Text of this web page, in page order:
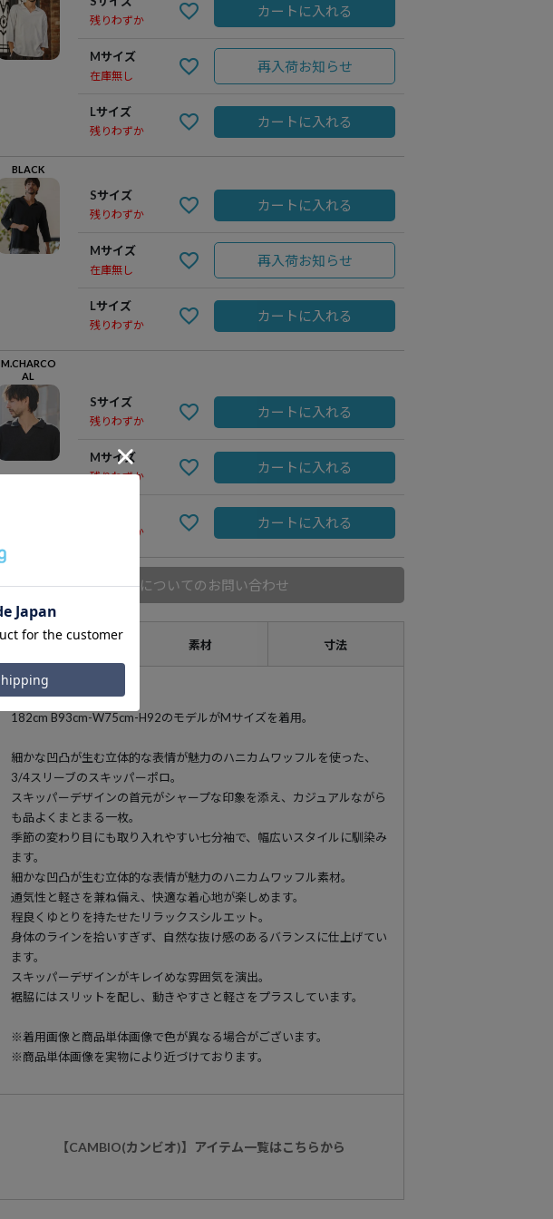
残りわずか
カートに入れる
Mサイズ
在庫無し
再入荷お知らせ
Lサイズ
残りわずか
カートに入れる
BLACK
Sサイズ
残りわずか
カートに入れる
Mサイズ
在庫無し
再入荷お知らせ
Lサイズ
残りわずか
カートに入れる
M.CHARCO
AL
Sサイズ
残りわずか
カートに入れる
Mサイズ
残りわずか
カートに入れる
残りわずか
カートに入れる
商品についてのお問い合わせ
素材 寸法
182cm B93cm-W75cm-H92のモデルがMサイズを着用。
細かな凹凸が生む立体的な表情が魅力のハニカムワッフルを使った、
3/4スリーブのスキッパーポロ。
スキッパーデザインの首元がシャープな印象を添え、カジュアルながら
も品よくまとまる一枚。
季節の変わり目にも取り入れやすい七分袖で、幅広いスタイルに馴染み
ます。
細かな凹凸が生む立体的な表情が魅力のハニカムワッフル素材。
通気性と軽さを兼ね備え、快適な着心地が楽しめます。
程良くゆとりを持たせたリラックスシルエット。
身体のラインを拾いすぎず、自然な抜け感のあるバランスに仕上げてい
ます。
スキッパーデザインがキレイめな雰囲気を演出。
裾脇にはスリットを配し、動きやすさと軽さをプラスしています。
※着用画像と商品単体画像で色が異なる場合がございます。
※商品単体画像を実物により近づけております。
【CAMBIO(カンビオ)】アイテム一覧はこちらから